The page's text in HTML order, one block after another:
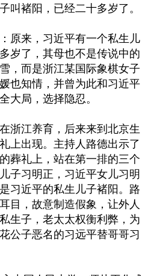
叫褚阳，已经二十多岁了。
原来，习近平有一个私生儿
岁了，其母也不是传说中的
，而是浙江某国际象棋女子
也知情，并曾为此和习近平
大局，选择隐忍。
浙江养育，后来来到北京生
上出现。主持人路德出示了
葬礼上，站在第一排的三个
子习明正，习近平女儿习明
习近平的私生儿子褚阳。路
目，故意制造假象，让外人
生子，老太太权衡利弊，为
公子恶名的习远平替哥哥习